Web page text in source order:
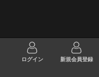
ログイン 新規会員登録